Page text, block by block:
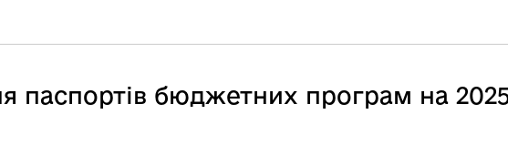
паспортів бюджетних програм на